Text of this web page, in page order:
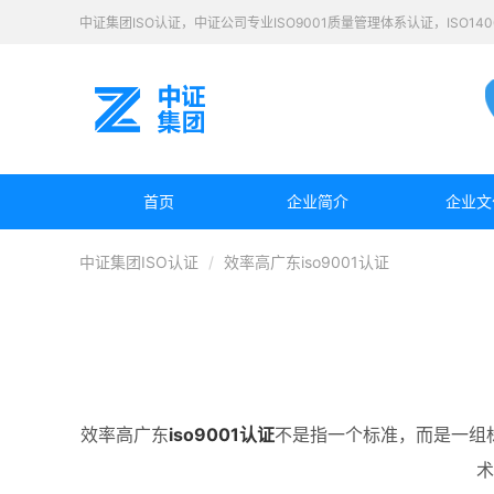
中证集团ISO认证，中证公司专业ISO9001质量管理体系认证，
首页 企业简介 企业
中证集团ISO认证 效率高广东iso9001认证
效率高广东iso9001认证不是指一个标准，而是一